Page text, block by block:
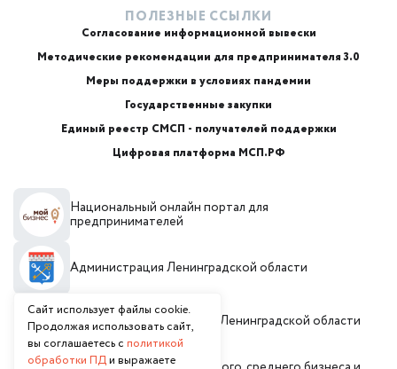
ПОЛЕЗНЫЕ ССЫЛКИ
Согласование информационной вывески
Методические рекомендации для предпринимателя 3.0
Меры поддержки в условиях пандемии
Государственные закупки
Единый реестр СМСП - получателей поддержки
Цифровая платформа МСП.РФ
Национальный онлайн портал для
предпринимателей
Администрация Ленинградской области
Инвестиционный портал Ленинградской области
Сайт использует файлы cookie.
Продолжая использовать сайт,
вы соглашаетесь с политикой
обработки ПДи выражаете